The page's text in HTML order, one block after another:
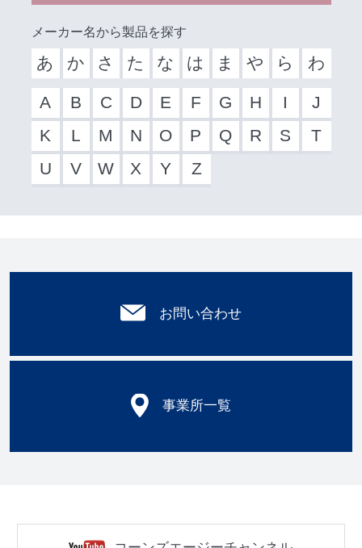
メーカー名から製品を探す
あ か さ た な は ま や ら わ
A B C D E F G H I
J
K
L M N O P Q R S
T
U
V W X Y Z
お問い合わせ
事業所一覧